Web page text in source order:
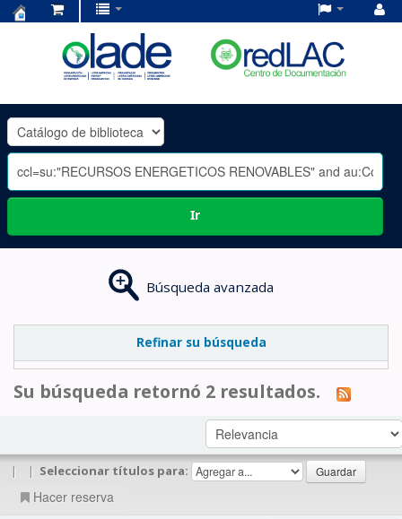
OLADE
-
Ir
Búsqueda avanzada
Refinar su búsqueda
Su búsqueda retornó 2 resultados.
| | Seleccionar títulos para:
Hacer reserva